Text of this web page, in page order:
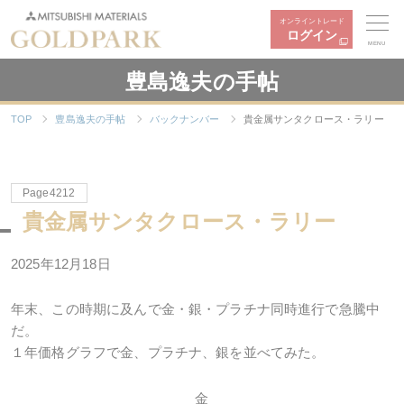
オンライントレード
ログイン
MENU
豊島逸夫の手帖
TOP 豊島逸夫の手帖 バックナンバー 貴金属サンタクロース・ラリー
Page4212
貴金属サンタクロース・ラリー
2025年12月18日
年末、この時期に及んで金・銀・プラチナ同時進行で急騰中
だ。
１年価格グラフで金、プラチナ、銀を並べてみた。
金